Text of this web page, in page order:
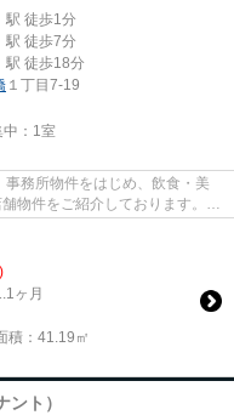
駅 徒歩1分
駅 徒歩7分
駅 徒歩18分
１丁目7-19
： 1室
務所物件をはじめ、飲食・美
物件をご紹介しております。
ヶ月
積：41.19㎡
ト）